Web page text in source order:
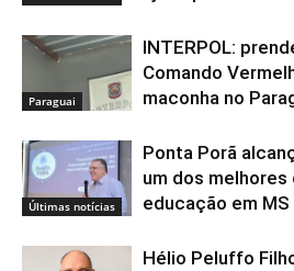
Paraguai
INTERPOL:
Comando
maconha no
Últimas notícias
Ponta Porã
um dos
educação em MS
Hélio Peluffo